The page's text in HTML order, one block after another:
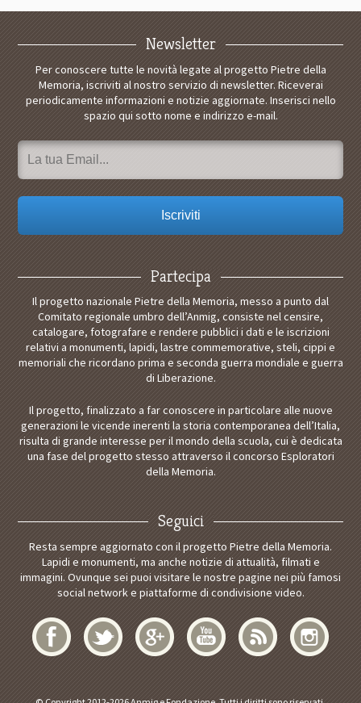
Newsletter
Per conoscere tutte le novità legate al progetto Pietre della
Memoria, iscriviti al nostro servizio di newsletter. Riceverai
periodicamente informazioni e notizie aggiornate. Inserisci nello
spazio qui sotto nome e indirizzo e-mail.
Partecipa
Il progetto nazionale Pietre della Memoria, messo a punto dal
Comitato regionale umbro dell’Anmig, consiste nel censire,
catalogare, fotografare e rendere pubblici i dati e le iscrizioni
relativi a monumenti, lapidi, lastre commemorative, steli, cippi e
memoriali che ricordano prima e seconda guerra mondiale e guerra
di Liberazione.
Il progetto, finalizzato a far conoscere in particolare alle nuove
generazioni le vicende inerenti la storia contemporanea dell’Italia,
risulta di grande interesse per il mondo della scuola, cui è dedicata
una fase del progetto stesso attraverso il concorso Esploratori
della Memoria.
Seguici
Resta sempre aggiornato con il progetto Pietre della Memoria.
Lapidi e monumenti, ma anche notizie di attualità, filmati e
immagini. Ovunque sei puoi visitare le nostre pagine nei più famosi
social network e piattaforme di condivisione video.